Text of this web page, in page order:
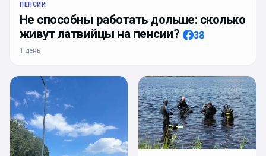
ПЕНСИИ
Не способны работать дольше: сколько
живут латвийцы на пенсии?
38
1 день